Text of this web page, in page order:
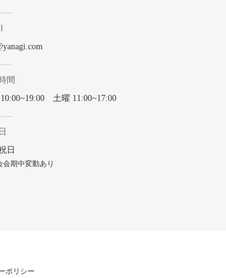
間
土曜 11:00~17:00
日
会期中変動あり
ポリシー